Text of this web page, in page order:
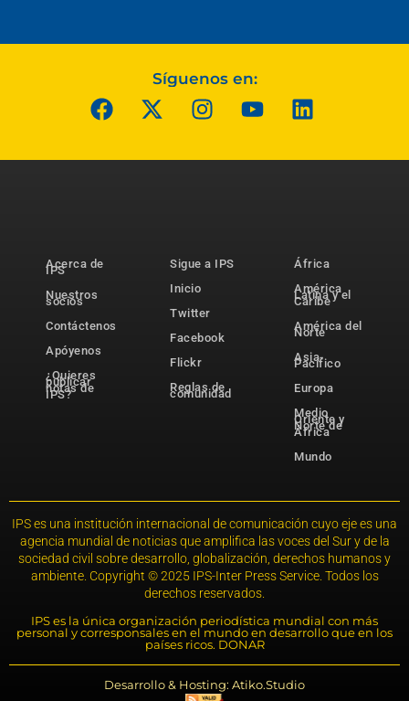
Síguenos en:
Acerca de
IPS
Nuestros
socios
Contáctenos
Apóyenos
¿Quieres
publicar
notas de
IPS?
Sigue a IPS
Inicio
Twitter
Facebook
Flickr
Reglas de
comunidad
África
América
Latina y el
Caribe
América del
Norte
Asia-
Pacífico
Europa
Medio
Oriente y
Norte de
África
Mundo
IPS es una institución internacional de comunicación cuyo eje es una
agencia mundial de noticias que amplifica las voces del Sur y de la
sociedad civil sobre desarrollo, globalización, derechos humanos y
ambiente. Copyright © 2025 IPS-Inter Press Service. Todos los
derechos reservados.
IPS es la única organización periodística mundial con más
personal y corresponsales en el mundo en desarrollo que en los
países ricos. DONAR
Desarrollo & Hosting: Atiko.Studio